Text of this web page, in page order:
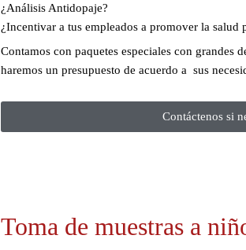
¿Análisis Antidopaje?
¿Incentivar a tus empleados a promover la salud
Contamos con paquetes especiales con grandes
haremos un presupuesto de acuerdo a sus
Contáctenos si
Toma de muestras a